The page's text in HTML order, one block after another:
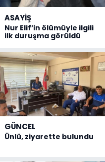
ASAYİŞ
Nur Elif’in ölümüyle ilgili
ilk duruşma görüldü
GÜNCEL
Ünlü, ziyarette bulundu